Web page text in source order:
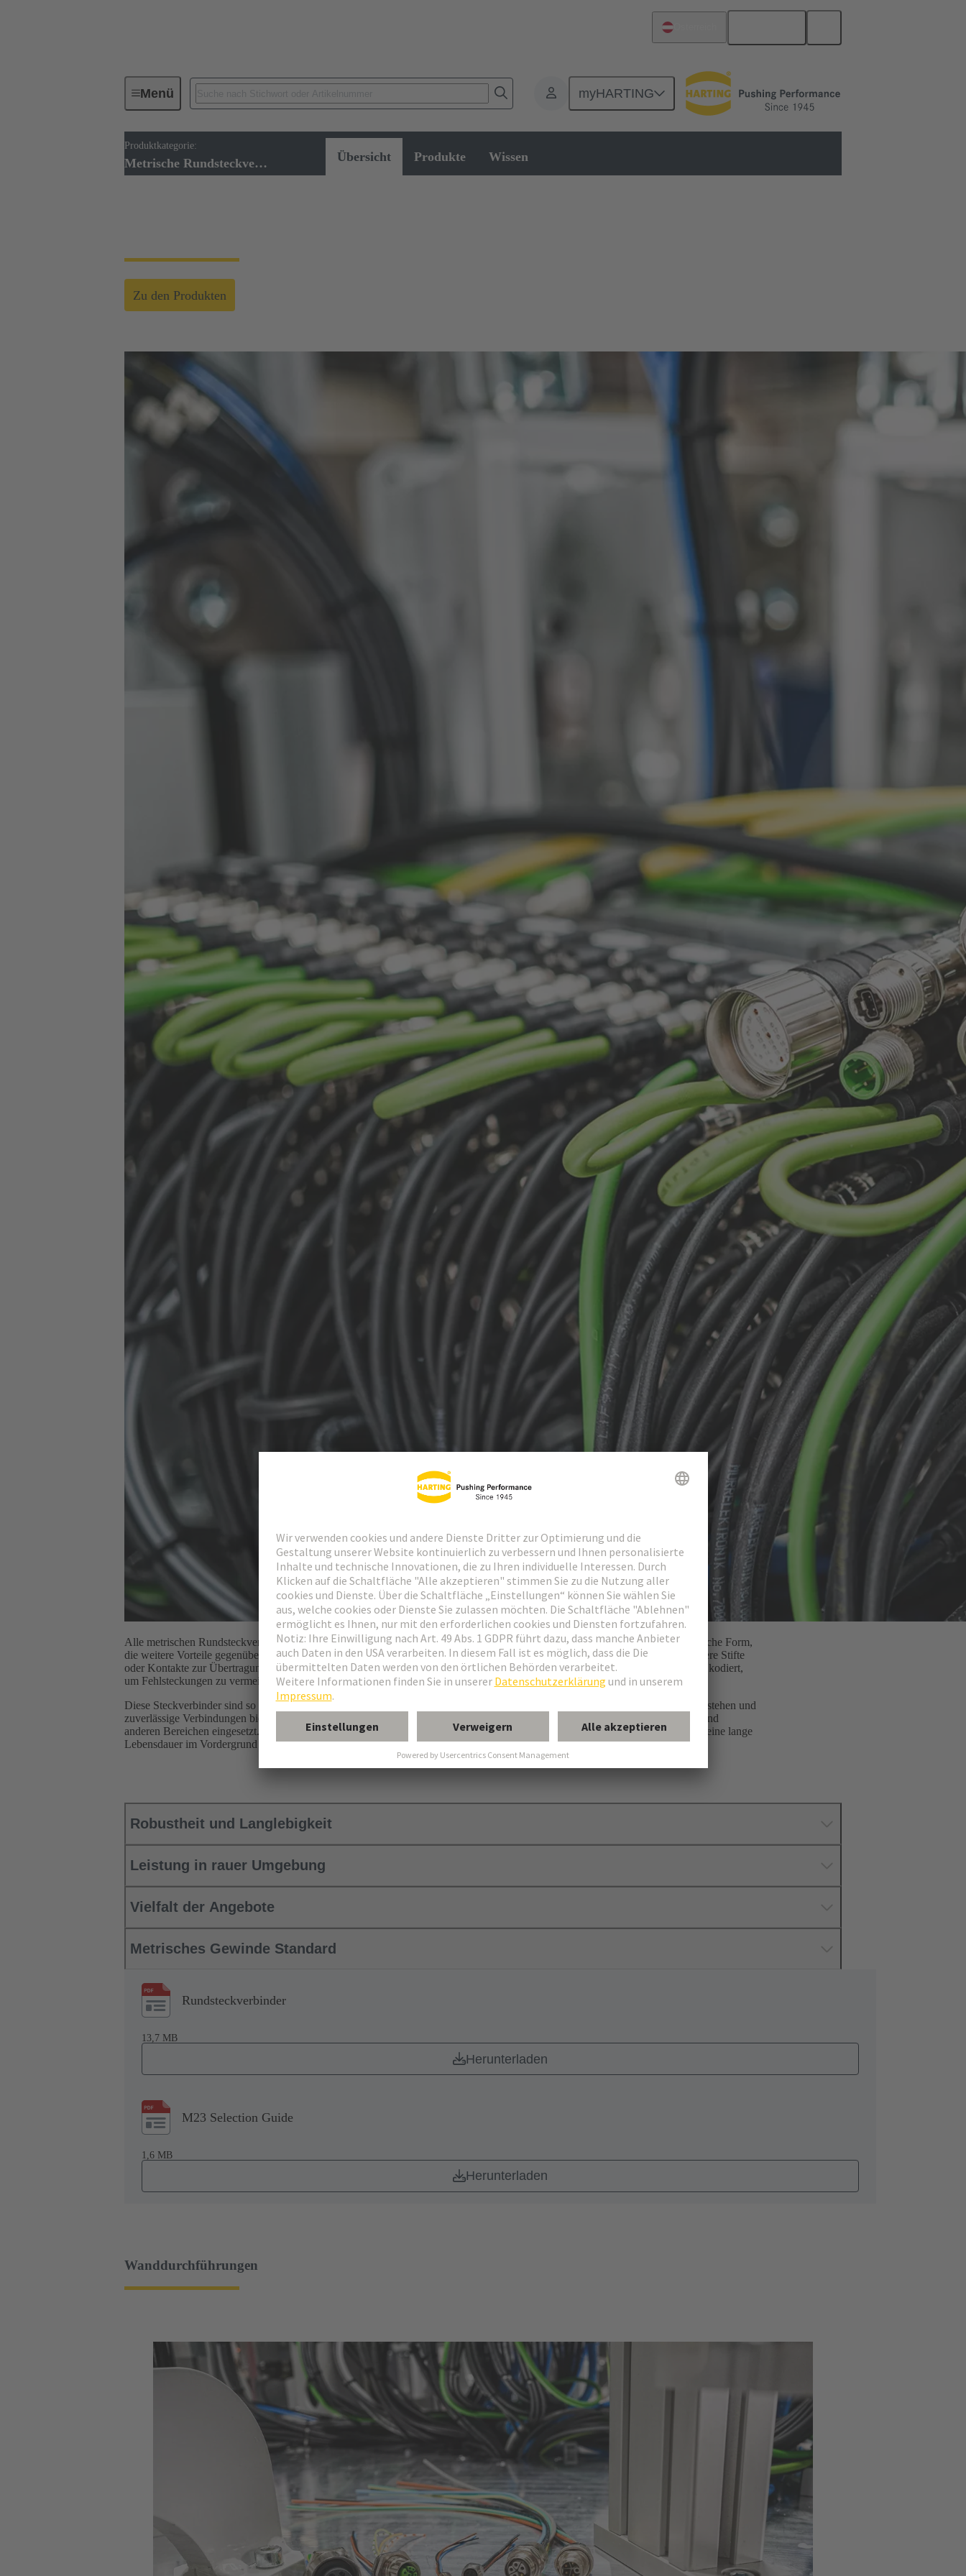
Menü myHARTING
Produktkategorie:
Metrische Rundsteckverbinder Übersicht Produkte Wissen
Rundsteckverbinder
Zu den Produkten
Alle metrischen Rundsteckverbinder vereinen ihre metrische Schraubverriegelung. Alle Rundsteckverbinder haben eine zylindrische Form,
die weitere Vorteile gegenüber anderen Steckverbinderformen und bestimmten Anwendungsarten bietet. Sie verfügen über mehrere Stifte
oder Kontakte zur Übertragung von elektrischer Energie, Signalen oder Daten. Die Kontaktflächen der Rundsteckverbinder sind kodiert,
um Fehlsteckungen zu vermeiden.
Diese Steckverbinder sind so konzipiert, dass sie rauen Umgebungen mit Staub und Flüssigkeiten standhalten, Vibrationen widerstehen und
zuverlässige Verbindungen bieten. Sie werden in der industriellen Automatisierung, im Transportwesen, in Sicherheitssystemen und
anderen Bereichen eingesetzt. Sie werden häufig in Anwendungen eingesetzt, bei denen hohe Steckzyklen erforderlich sind und eine lange
Lebensdauer im Vordergrund steht.
Robustheit und Langlebigkeit
Leistung in rauer Umgebung
Vielfalt der Angebote
Metrisches Gewinde Standard
Rundsteckverbinder
13,7 MB
Herunterladen
M23 Selection Guide
1,6 MB
Herunterladen
Wanddurchführungen